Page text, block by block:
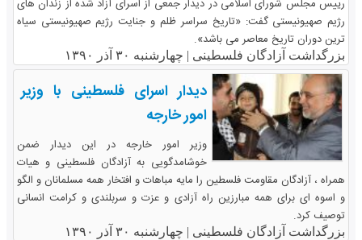
رییس مجلس شورای اسلامی در دیدار جمعی از اسرای آزاد شده از زندان های
رژیم صهیونیستی گفت: «تاریخ سراسر ظلم و جنایت رژیم صهیونیستی سیاه
ترین دوران تاریخ معاصر می باشد».
بزرگداشت آزادگان فلسطینی | چهارشنبه ۳۰ آذر ۱۳۹۰
دیدار اسرای فلسطینی با وزیر
امور خارجه
وزیر امور خارجه در این دیدار ضمن
خوشامدگویی به آزادگان فلسطینی و هیات
همراه ، آزادگان مقاومت فلسطین را مایه مباهات و افتخار همه مسلمانان و الگو
و اسوه ای برای همه مبارزین راه آزادی و عزت و سربلندی و کرامت انسانی
توصیف کرد.
بزرگداشت آزادگان فلسطینی | چهارشنبه ۳۰ آذر ۱۳۹۰